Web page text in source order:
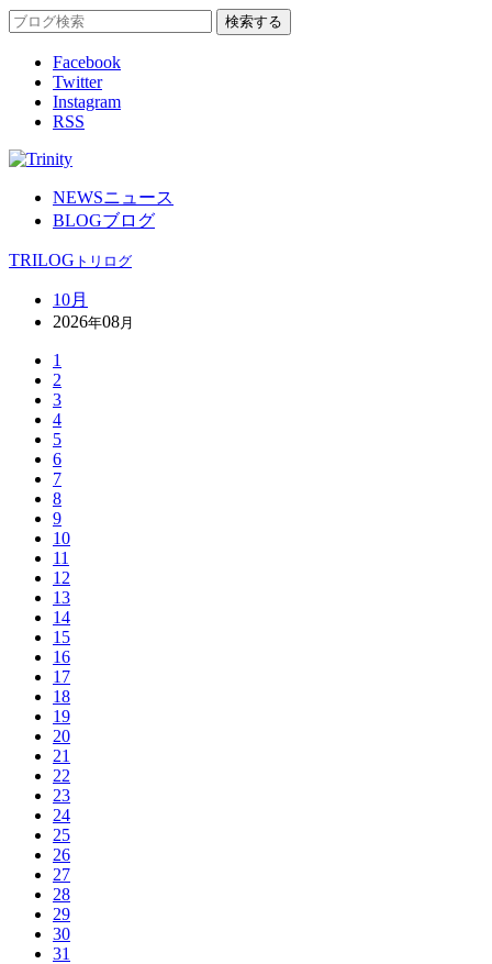
Facebook
Twitter
Instagram
RSS
NEWSニュース
BLOGブログ
TRILOG トリログ
10月
2026年08月
1
2
3
4
5
6
7
8
9
10
11
12
13
14
15
16
17
18
19
20
21
22
23
24
25
26
27
28
29
30
31